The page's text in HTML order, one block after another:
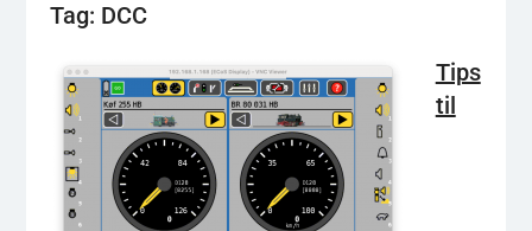
Tag: DCC
Tips
til